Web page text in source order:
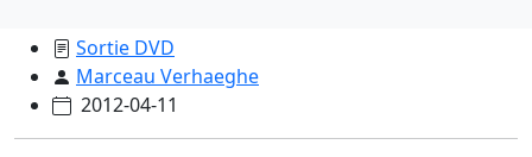
Sortie DVD
Marceau Verhaeghe
2012-04-11